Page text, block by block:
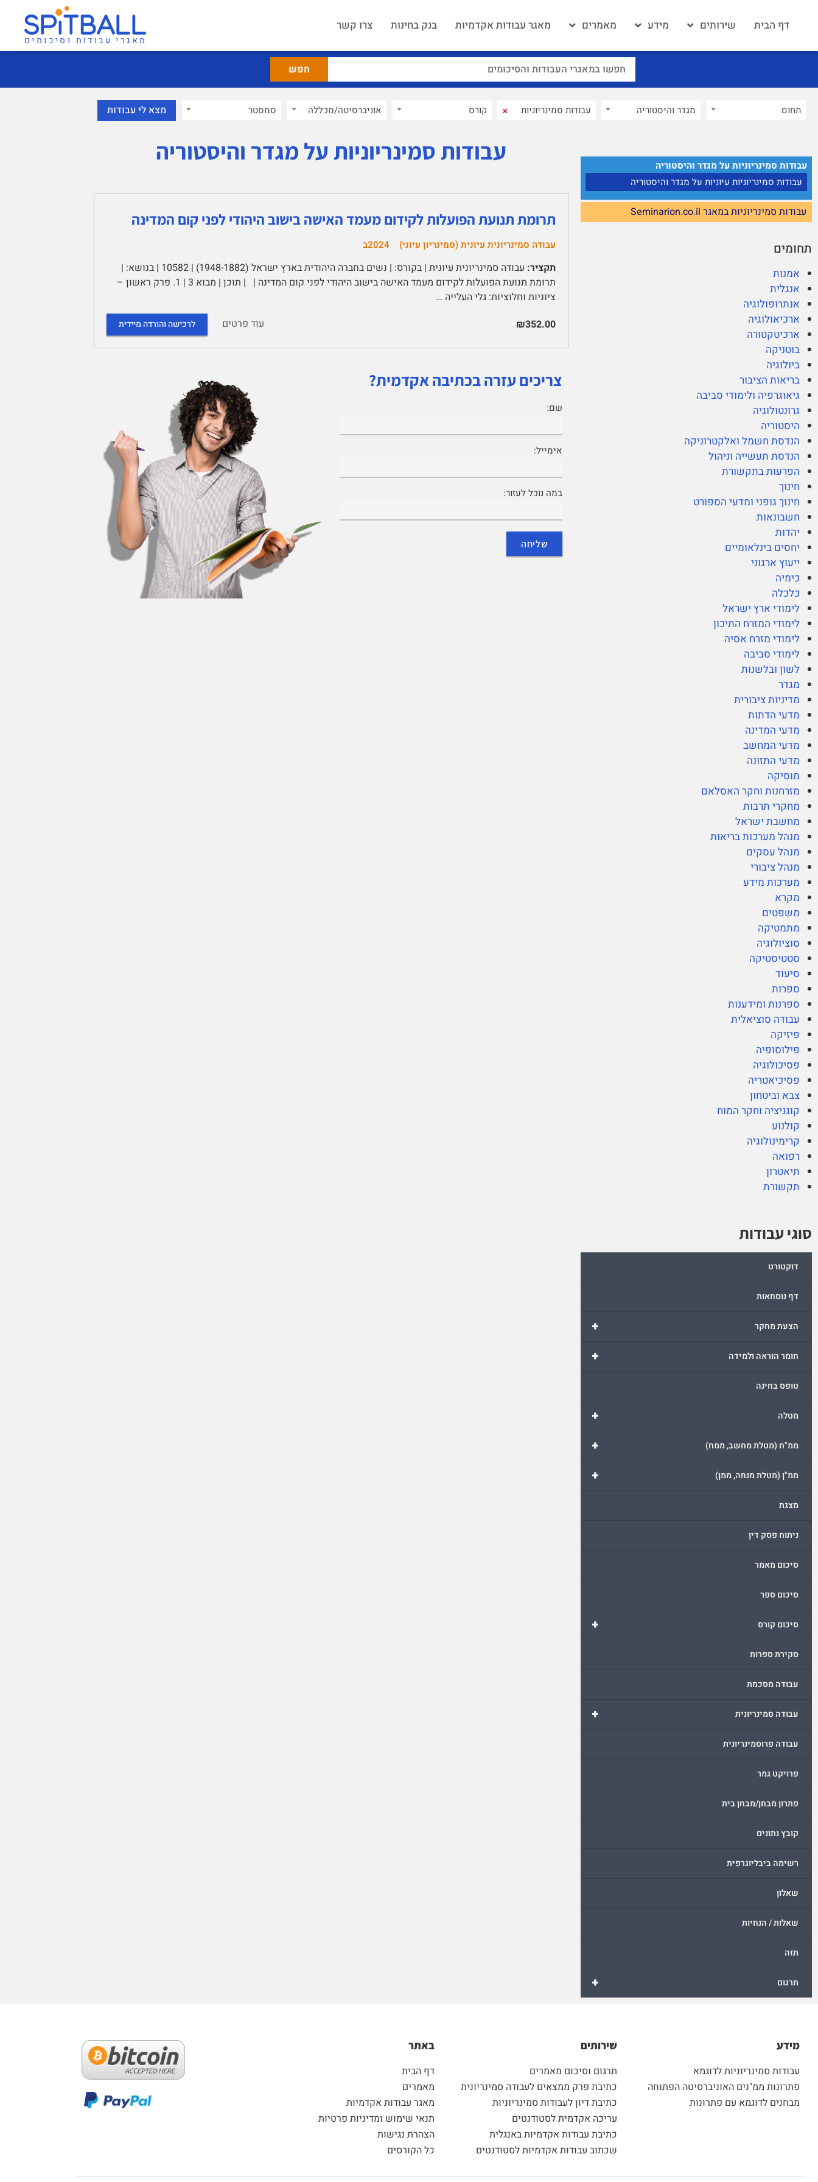
דף הבית שירותים מידע מאמרים מאגר עבודות אקדמיות בנק בחינות צרו קשר
מאגרי עבודות וסיכומים
תחום מגדר והיסטוריה × קורס אוניברסיטה/מכללה סמסטר
עבודות סמינריוניות על מגדר והיסטוריה
עבודות סמינריוניות עיוניות על מגדר והיסטוריה
עבודות סמינריוניות במאגר Seminarion.co.il
תחומים
אמנות
אנגלית
אנתרופולוגיה
ארכיאולוגיה
ארכיטקטורה
בוטניקה
ביולוגיה
בריאות הציבור
גיאוגרפיה ולימודי סביבה
גרונטולוגיה
היסטוריה
הנדסת חשמל ואלקטרוניקה
הנדסת תעשייה וניהול
הפרעות בתקשורת
חינוך
חינוך גופני ומדעי הספורט
חשבונאות
יהדות
יחסים בינלאומיים
ייעוץ ארגוני
כימיה
כלכלה
לימודי ארץ ישראל
לימודי המזרח התיכון
לימודי מזרח אסיה
לימודי סביבה
לשון ובלשנות
מגדר
מדיניות ציבורית
מדעי הדתות
מדעי המדינה
מדעי המחשב
מדעי התזונה
מוסיקה
מזרחנות וחקר האסלאם
מחקרי תרבות
מחשבת ישראל
מנהל מערכות בריאות
מנהל עסקים
מנהל ציבורי
מערכות מידע
מקרא
משפטים
מתמטיקה
סוציולוגיה
סטטיסטיקה
סיעוד
ספרות
ספרנות ומידענות
עבודה סוציאלית
פיזיקה
פילוסופיה
פסיכולוגיה
פסיכיאטריה
צבא וביטחון
קוגניציה וחקר המוח
קולנוע
קרימינולוגיה
רפואה
תיאטרון
תקשורת
סוגי עבודות
דוקטורט
דף נוסחאות
+ הצעת מחקר
+ חומר הוראה ולמידה
טופס בחינה
+ מטלה
+ ממ"ח (מטלת מחשב, ממח)
+ ממ"ן (מטלת מנחה, ממן)
מצגת
ניתוח פסק דין
סיכום מאמר
סיכום ספר
+ סיכום קורס
סקירת ספרות
עבודה מסכמת
+ עבודה סמינריונית
עבודה פרוסמינריונית
פרויקט גמר
פתרון מבחן/מבחן בית
קובץ נתונים
רשימה ביבליוגרפית
שאלון
שאלות / הנחיות
תזה
+ תרגום
עבודות סמינריוניות על מגדר והיסטוריה
תרומת תנועת הפועלות לקידום מעמד האישה בישוב היהודי לפני קום המדינה
עבודה סמינריונית עיונית (סמינריון עיוני) 2024ב
תקציר:
עבודה סמינריונית עיונית | בקורס: | נשים בחברה היהודית בארץ ישראל (1948-1882) | 10582 | בנושא: |
תרומת תנועת הפועלות לקידום מעמד האישה בישוב היהודי לפני קום המדינה | | תוכן | מבוא 3 | 1. פרק ראשון –
ציוניות וחלוציות: גלי העלייה …
₪352.00
עוד פרטים לרכישה והורדה מיידית
צריכים עזרה בכתיבה אקדמית?
שם:
אימייל:
במה נוכל לעזור:
מידע
עבודות סמינריוניות לדוגמא
פתרונות ממ"נים האוניברסיטה הפתוחה
מבחנים לדוגמא עם פתרונות
שירותים
תרגום וסיכום מאמרים
כתיבת פרק ממצאים לעבודה סמינריונית
כתיבת דיון לעבודות סמינריוניות
עריכה אקדמית לסטודנטים
כתיבת עבודות אקדמיות באנגלית
שכתוב עבודות אקדמיות לסטודנטים
באתר
דף הבית
מאמרים
מאגר עבודות אקדמיות
תנאי שימוש ומדיניות פרטיות
הצהרת נגישות
כל הקורסים